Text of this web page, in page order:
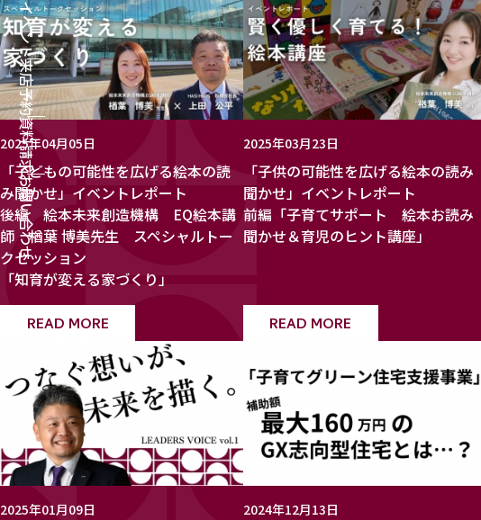
イベント
来店予約
資料請求
お問い合わせ
2025年04月05日
「子どもの可能性を広げる絵本の読
み聞かせ」イベントレポート
後編 絵本未来創造機構 EQ絵本講
師 楢葉 博美先生 スペシャルトー
クセッション
「知育が変える家づくり」
READ MORE
2025年03月23日
「子供の可能性を広げる絵本の読み
聞かせ」イベントレポート
前編「子育てサポート 絵本お読み
聞かせ＆育児のヒント講座」
READ MORE
2025年01月09日 2024年12月13日